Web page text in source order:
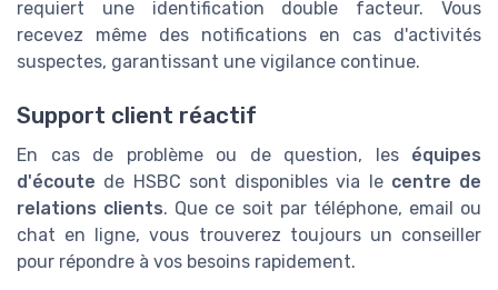
requiert une identification double facteur. Vous
recevez même des notifications en cas d'activités
suspectes, garantissant une vigilance continue.
Support client réactif
En cas de problème ou de question, les équipes
d'écoute de HSBC sont disponibles via le centre de
relations clients. Que ce soit par téléphone, email ou
chat en ligne, vous trouverez toujours un conseiller
pour répondre à vos besoins rapidement.